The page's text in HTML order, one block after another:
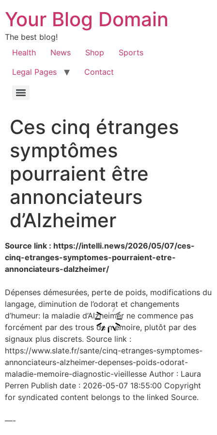
Your Blog Domain
The best blog!
Health
News Shop
Sports
Legal Pages
Contact
Ces cinq étranges
symptômes
pourraient être
annonciateurs
d’Alzheimer
Source link : https://intelli.news/2026/05/07/ces-
cinq-etranges-symptomes-pourraient-etre-
annonciateurs-dalzheimer/
Dépenses démesurées, perte de poids, modifications du
langage, diminution de l’odorat et changements
d’humeur: la maladie d’Alzheimer ne commence pas
forcément par des trous de mémoire, plutôt par des
signaux plus discrets. Source link :
https://www.slate.fr/sante/cinq-etranges-symptomes-
annonciateurs-alzheimer-depenses-poids-odorat-
maladie-memoire-diagnostic-vieillesse Author : Laura
Perren Publish date : 2026-05-07 18:55:00 Copyright
for syndicated content belongs to the linked Source.
—-